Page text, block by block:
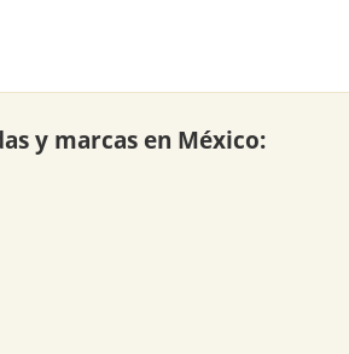
y marcas en México: